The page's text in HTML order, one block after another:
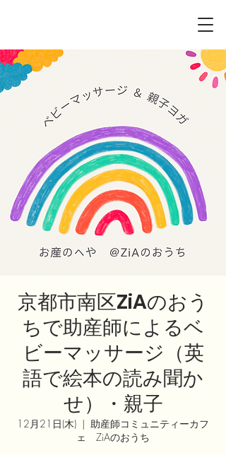
京都市南区ZiAのおう
ちで助産師によるベ
ビーマッサージ（英
語で絵本の読み聞か
せ）・親子
12月21日(木)
  |
助産師コミュニティーカフ
ェ ZiAのおうち